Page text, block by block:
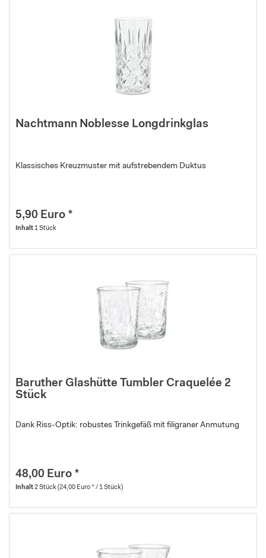
Nachtmann Noblesse Longdrinkglas
Klassisches Kreuzmuster mit aufstrebendem Duktus
5,90 Euro *
Inhalt 1 Stück
Baruther Glashütte Tumbler Craquelée 2
Stück
Dank Riss-Optik: robustes Trinkgefäß mit filigraner Anmutung
48,00 Euro *
Inhalt2 Stück(24,00 Euro * / 1 Stück)